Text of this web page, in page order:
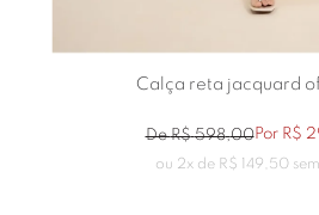
Calça reta jacquard
DeR$ 598,00Por R$
ou 2x de R$ 149 50